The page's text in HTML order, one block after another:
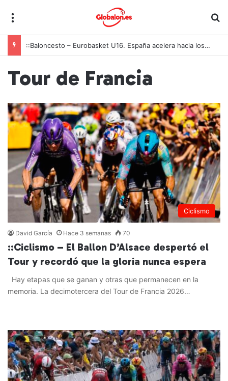
::Baloncesto – Eurobasket U16. España acelera hacia los octavos tras una exhibición colectiva ante Georgia
Tour de Francia
Ciclismo
David García Hace 3 semanas 70
::Ciclismo – El Ballon D’Alsace despertó el
Tour y recordó que la gloria nunca espera
Hay etapas que se ganan y otras que permanecen en la
memoria. La decimotercera del Tour de Francia 2026…